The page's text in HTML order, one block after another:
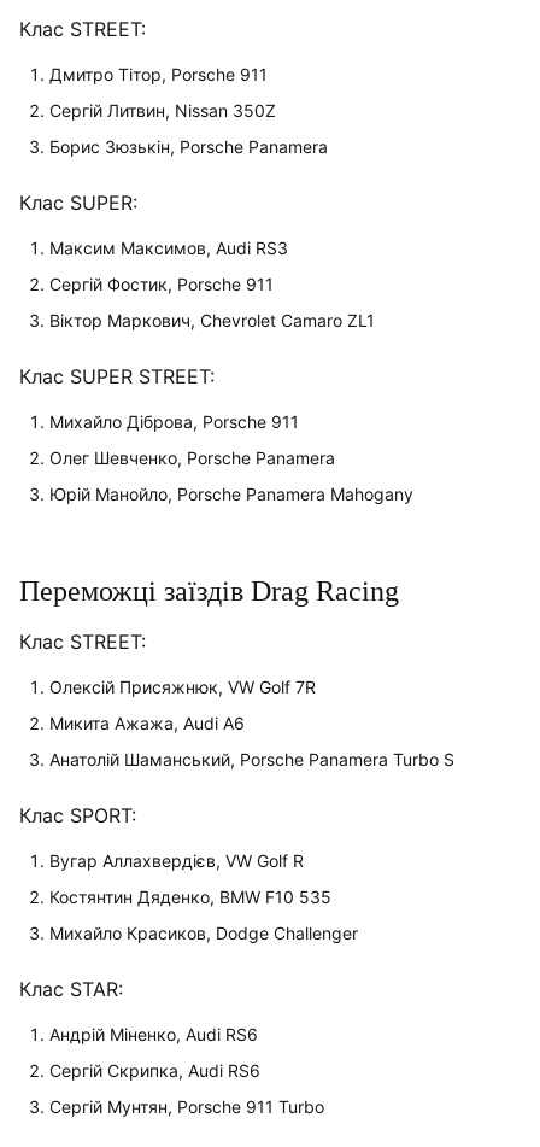
Клас STREET:
Дмитро Тітор, Porsche 911
Сергій Литвин, Nissan 350Z
Борис Зюзькін, Porsche Panamera
Клас SUPER:
Максим Максимов, Audi RS3
Сергій Фостик, Porsche 911
Віктор Маркович, Chevrolet Camaro ZL1
Клас SUPER STREET:
Михайло Діброва, Porsche 911
Олег Шевченко, Porsche Panamera
Юрій Манойло, Porsche Panamera Mahogany
Переможці заїздів Drag Racing
Клас STREET:
Олексій Присяжнюк, VW Golf 7R
Микита Ажажа, Audi A6
Анатолій Шаманський, Porsche Panamera Turbo S
Клас SPORT:
Вугар Аллахвердієв, VW Golf R
Костянтин Дяденко, BMW F10 535
Михайло Красиков, Dodge Challenger
Клас STAR:
Андрій Міненко, Audi RS6
Сергій Скрипка, Audi RS6
Сергій Мунтян, Porsche 911 Turbo